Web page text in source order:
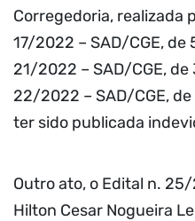
Corregedoria, realizada
17/2022 – SAD/CGE, de
21/2022 – SAD/CGE,
22/2022 – SAD/CGE,
ter sido publicada
Outro ato, o Edital n.
Hilton Cesar Nogueira